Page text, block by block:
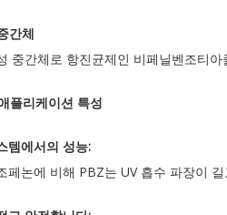
간체
중간체로 항진균제인 비페닐벤조티
플리케이션 특성
템에서의 성능:
페논에 비해 PBZ는 UV 흡수 파장이